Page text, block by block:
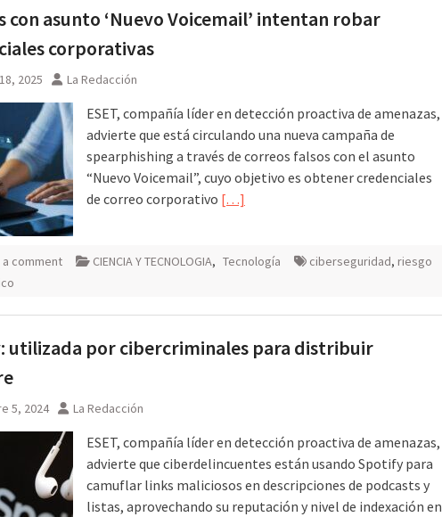
con asunto ‘Nuevo Voicemail’ intentan robar
corporativas
2025 La Redacción
ESET, compañía líder en detección proactiva de amenazas,
advierte que está circulando una nueva campaña de
spearphishing a través de correos falsos con el asunto
“Nuevo Voicemail”, cuyo objetivo es obtener credenciales
de correo corporativo […]
a comment CIENCIA Y TECNOLOGIA, Tecnología ciberseguridad, riesgo
utilizada por cibercriminales para distribuir
5, 2024 La Redacción
ESET, compañía líder en detección proactiva de amenazas,
advierte que ciberdelincuentes están usando Spotify para
camuflar links maliciosos en descripciones de podcasts y
listas, aprovechando su reputación y nivel de indexación en